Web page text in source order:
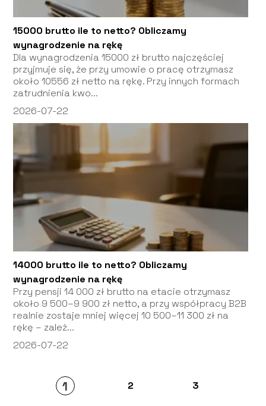
15000 brutto ile to netto? Obliczamy
wynagrodzenie na rękę
Dla wynagrodzenia 15000 zł brutto najczęściej
przyjmuje się, że przy umowie o pracę otrzymasz
około 10556 zł netto na rękę. Przy innych formach
zatrudnienia kwo...
2026-07-22
14000 brutto ile to netto? Obliczamy
wynagrodzenie na rękę
Przy pensji 14 000 zł brutto na etacie otrzymasz
około 9 500–9 900 zł netto, a przy współpracy B2B
realnie zostaje mniej więcej 10 500–11 300 zł na
rękę – zależ...
2026-07-22
1 2 3